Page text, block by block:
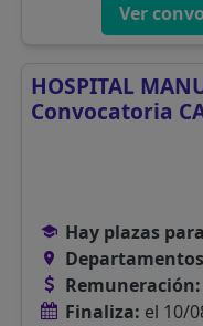
Ver
HOSPITAL
Convocatoria
Hay plazas
Remuneración:
Finaliza: el 10/